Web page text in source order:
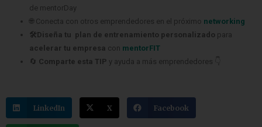
de mentorDay
🌐 Conecta con otros emprendedores en el próximo networking
🛠️Diseña tu plan de entrenamiento personalizado para
acelerar tu empresa con mentorFIT
🔄 Comparte esta TIP y ayuda a más emprendedores 👇
LinkedIn X Facebook